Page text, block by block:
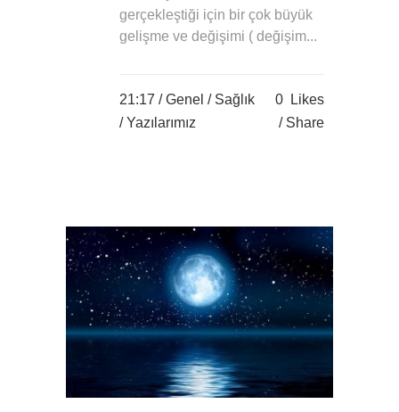
gerçekleştiği için bir çok büyük
gelişme ve değişimi ( değişim...
21:17 /Genel / Sağlık
/Yazılarımız
0
Likes
Share